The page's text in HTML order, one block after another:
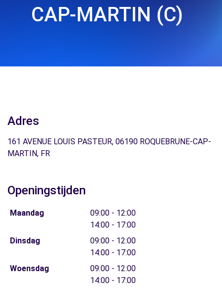
CAP-MARTIN (C)
Adres
161 AVENUE LOUIS PASTEUR, 06190 ROQUEBRUNE-CAP-
MARTIN, FR
Openingstijden
Maandag
09:00 - 12:00
14:00 - 17:00
Dinsdag
09:00 - 12:00
14:00 - 17:00
Woensdag
09:00 - 12:00
14:00 - 17:00